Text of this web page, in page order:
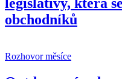
legislativy, která
obchodníků
Rozhovor měsíce